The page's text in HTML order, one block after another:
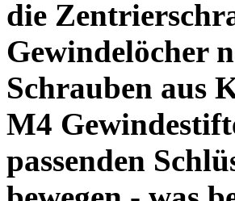
die
Gewindelöcher
Schrauben aus
M4
passenden